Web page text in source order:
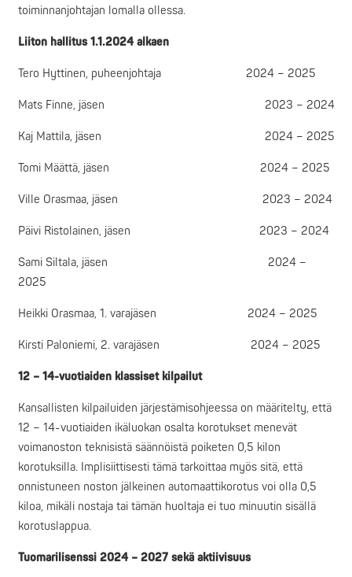
toiminnanjohtajan lomalla ollessa.
Liiton hallitus 1.1.2024 alkaen
Tero Hyttinen, puheenjohtaja 2024 – 2025
Mats Finne, jäsen 2023 – 2024
Kaj Mattila, jäsen 2024 – 2025
Tomi Määttä, jäsen 2024 – 2025
Ville Orasmaa, jäsen 2023 – 2024
Päivi Ristolainen, jäsen 2023 – 2024
Sami Siltala, jäsen 2024 –
2025
Heikki Orasmaa, 1. varajäsen 2024 – 2025
Kirsti Paloniemi, 2. varajäsen 2024 – 2025
12 – 14-vuotiaiden klassiset kilpailut
Kansallisten kilpailuiden järjestämisohjeessa on määritelty, että
12 – 14-vuotiaiden ikäluokan osalta korotukset menevät
voimanoston teknisistä säännöistä poiketen 0,5 kilon
korotuksilla. Implisiittisesti tämä tarkoittaa myös sitä, että
onnistuneen noston jälkeinen automaattikorotus voi olla 0,5
kiloa, mikäli nostaja tai tämän huoltaja ei tuo minuutin sisällä
korotuslappua.
Tuomarilisenssi 2024 – 2027 sekä aktiivisuus